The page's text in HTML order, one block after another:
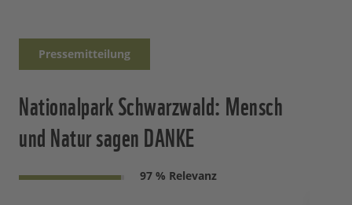
Pressemitteilung
Nationalpark Schwarzwald: Mensch
und Natur sagen DANKE
97 % Relevanz